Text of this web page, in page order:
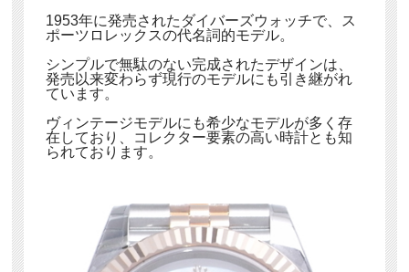
1953年に発売されたダイバーズウォッチで、ス
ポーツロレックスの代名詞的モデル。
シンプルで無駄のない完成されたデザインは、
発売以来変わらず現行のモデルにも引き継がれ
ています。
ヴィンテージモデルにも希少なモデルが多く存
在しており、コレクター要素の高い時計とも知
られております。